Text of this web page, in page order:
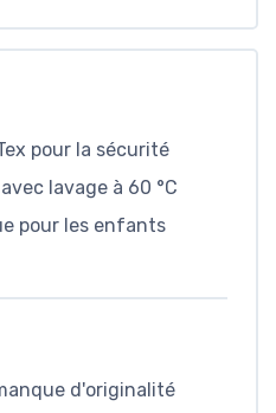
pour la sécurité
lavage à 60 °C
pour les enfants
d'originalité